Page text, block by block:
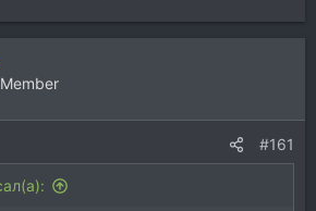
она называется "без гарантий".
для 100% верного решения каких
того же расчета фундамента. для
программы. туда
и получаешь
а как посчитало ии? по
это перепроверять! но если
(считай сделать расчет по
нужна ии?
#161